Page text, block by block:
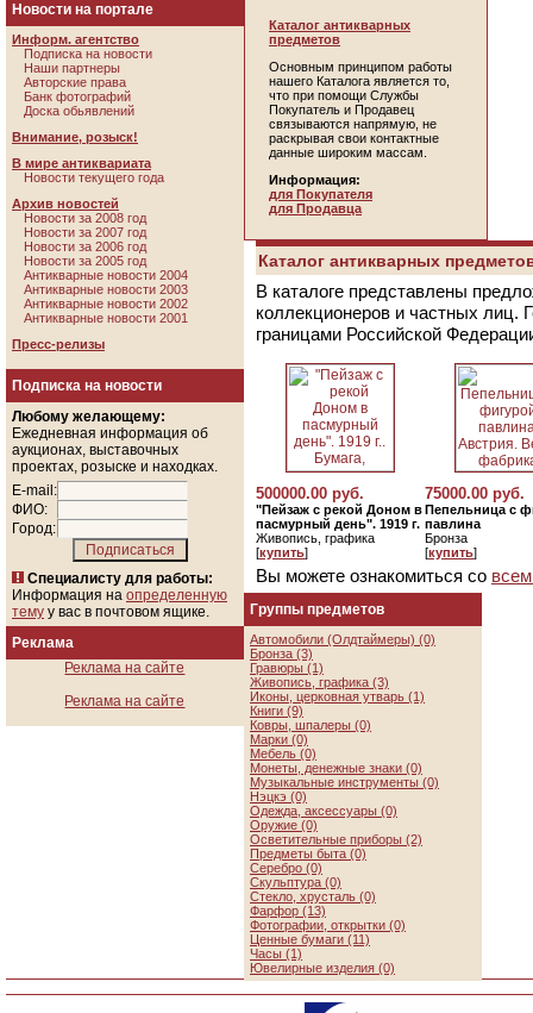
Новости на портале
Информ. агентство
Подписка на новости
Наши партнеры
Авторские права
Банк фотографий
Доска обьявлений
Внимание, розыск!
В мире антиквариата
Новости текущего года
Архив новостей
Новости за 2008 год
Новости за 2007 год
Новости за 2006 год
Новости за 2005 год
Антикварные новости 2004
Антикварные новости 2003
Антикварные новости 2002
Антикварные новости 2001
Пресс-релизы
Подписка на новости
Любому желающему:
Ежедневная информация об
аукционах, выставочных
проектах, розыске и находках.
E-mail:
ФИО:
Город:
Специалисту для работы:
Информация на определенную
тему у вас в почтовом ящике.
Реклама
Реклама на сайте
Реклама на сайте
Каталог антикварных
предметов
Основным принципом работы
нашего Каталога является то,
что при помощи Службы
Покупатель и Продавец
связываются напрямую, не
раскрывая свои контактные
данные широким массам.
Информация:
для Покупателя
для Продавца
Каталог антикварных
В каталоге представлены
коллекционеров и частных лиц.
границами Российской
500000.00 руб.
"Пейзаж с рекой Доном в
пасмурный день". 1919 г.
Живопись, графика
[купить]
75000.00 руб.
Пепельница с
павлина
Бронза
[купить]
Вы можете ознакомиться со
Группы предметов
Автомобили (Олдтаймеры) (0)
Бронза (3)
Гравюры (1)
Живопись, графика (3)
Иконы, церковная утварь (1)
Книги (9)
Ковры, шпалеры (0)
Марки (0)
Мебель (0)
Монеты, денежные знаки (0)
Музыкальные инструменты (0)
Нэцкэ (0)
Одежда, аксессуары (0)
Оружие (0)
Осветительные приборы (2)
Предметы быта (0)
Серебро (0)
Скульптура (0)
Стекло, хрусталь (0)
Фарфор (13)
Фотографии, открытки (0)
Ценные бумаги (11)
Часы (1)
Ювелирные изделия (0)